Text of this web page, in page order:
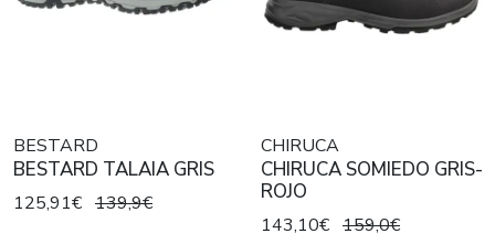
BESTARD
BESTARD TALAIA GRIS
125,91€ 139,9€
CHIRUCA
CHIRUCA SOMIEDO GRIS-
ROJO
143,10€ 159,0€